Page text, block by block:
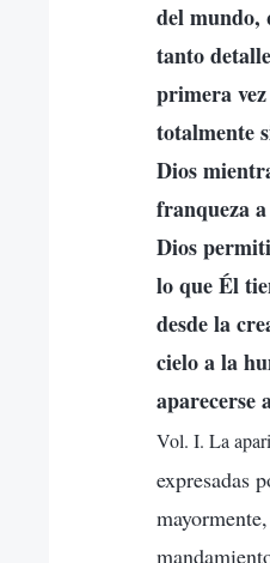
del mundo,
tanto
primera
totalmente
Dios
franqueza
Dios
lo que Él
desde la
cielo a la
aparecerse
Vol. I. La
expresadas